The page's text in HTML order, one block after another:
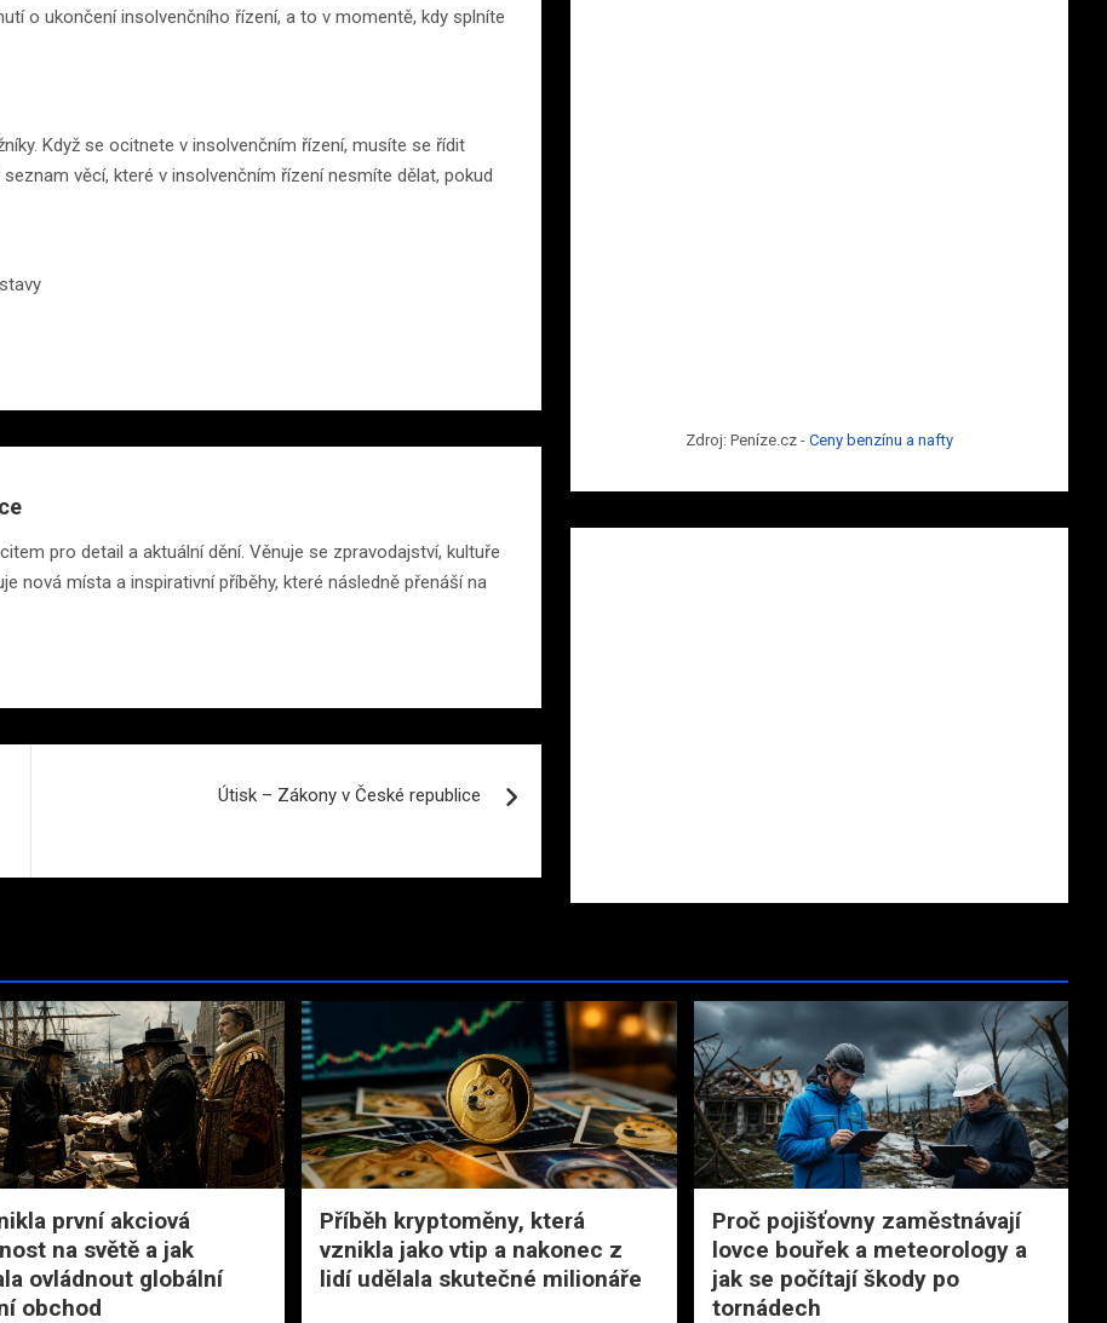
o ukončení insolvenčního řízení, a to v momentě, kdy splníte
Když se ocitnete v insolvenčním řízení, musíte se řídit
věcí, které v insolvenčním řízení nesmíte dělat, pokud
pro detail a aktuální dění. Věnuje se zpravodajství, kultuře
nová místa a inspirativní příběhy, které následně přenáší na
Útisk – Zákony v České republice
Zdroj: Peníze.cz -Ceny benzínu a nafty
první akciová
na světě a jak
ovládnout globální
obchod
Příběh kryptoměny, která
vznikla jako vtip a nakonec z
lidí udělala skutečné milionáře
Proč pojišťovny zaměstnávají
lovce bouřek a meteorology a
jak se počítají škody po
tornádech